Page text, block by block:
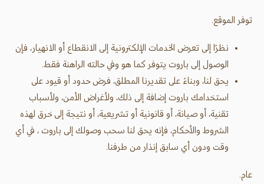
توفر الموقع.
نظرًا إلى تعرض الخدمات الإلكترونية إلى الانقطاع أو الانهيار، فإن
الوصول إلى باروت يتوفر كما هو وفي حالته الراهنة فقط.
يحق لنا، وبناءً على تقديرنا المطلق، فرض حدود أو قيود على
استخدامك باروت إضافة إلى ذلك، ولأغراض الأمن، ولأسباب
تقنية، أو صيانة، أو قانونية أو تشريعية، أو نتيجة إلى خرق لهذه
الشروط والأحكام، فإنه يحق لنا سحب وصولك إلى باروت ، في أي
وقت ودون أي سابق إنذار من طرفنا.
عام.